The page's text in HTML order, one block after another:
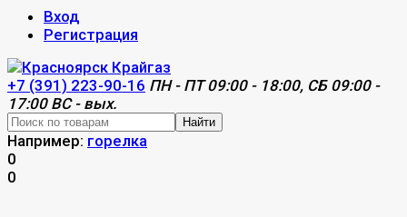
Вход
Регистрация
+7 (391) 223-90-16 ПН - ПТ 09:00 - 18:00, СБ 09:00 -
17:00 ВС - вых.
Найти
Например: горелка
0
0